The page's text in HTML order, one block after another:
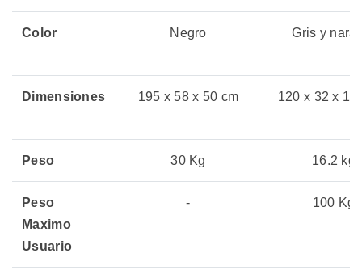
Color Negro Gris y
Dimensiones 195 x 58 x 50 cm 120 x 32 x
Peso 30 Kg 16.2 kg
Peso
Maximo
Usuario
- 100 Kg